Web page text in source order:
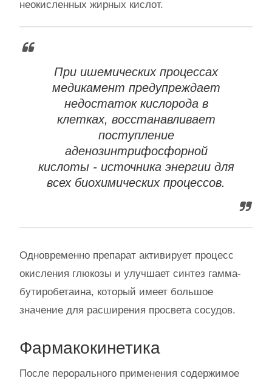
неокисленных жирных кислот.
При ишемических процессах
медикамент предупреждает
недостаток кислорода в
клетках, восстанавливает
поступление
аденозинтрифосфорной
кислоты - источника энергии для
всех биохимических процессов.
Одновременно препарат активирует процесс
окисления глюкозы и улучшает синтез гамма-
бутиробетаина, который имеет большое
значение для расширения просвета сосудов.
Фармакокинетика
После перорального применения содержимое